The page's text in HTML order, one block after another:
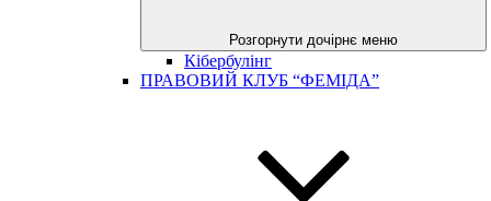
Розгорнути дочірнє меню
Кібербулінг
ПРАВОВИЙ КЛУБ “ФЕМІДА”